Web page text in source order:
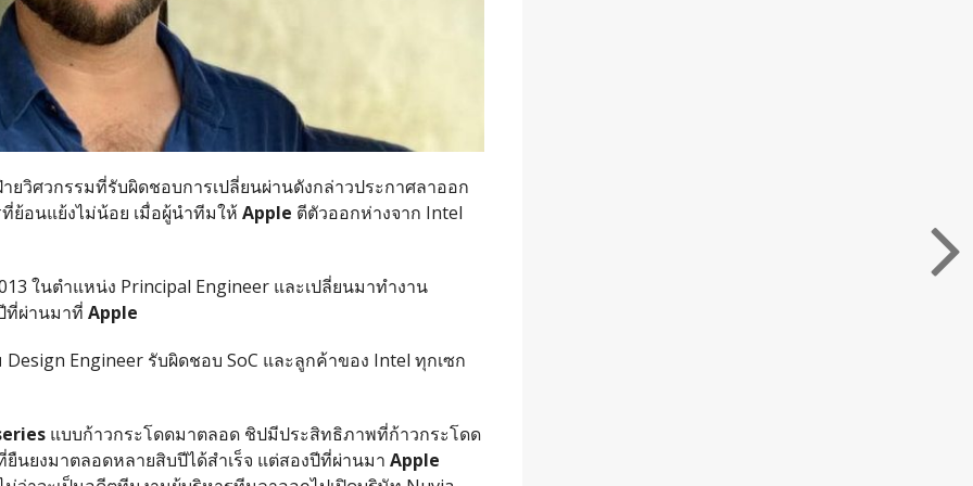
วิศวกรรมที่รับผิดชอบการเปลี่ยนผ่านดังกล่าวประกาศลาออก
ย้อนแย้งไม่น้อย เมื่อผู้นำทีมให้Apple ตีตัวออกห่างจาก Intel
ในตำแหน่ง Principal Engineer และเปลี่ยนมาทำงาน
ที่ผ่านมาที่ Apple
Engineer รับผิดชอบ SoC และลูกค้าของ Intel ทุกเซก
แบบก้าวกระโดดมาตลอด ชิปมีประสิทธิภาพที่ก้าวกระโดด
นยงมาตลอดหลายสิบปีได้สำเร็จ แต่สองปีที่ผ่านมา Apple